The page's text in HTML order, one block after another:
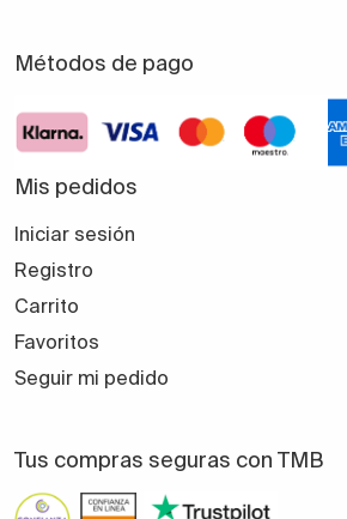
Métodos de pago
Mis pedidos
Iniciar sesión
Registro
Carrito
Favoritos
Seguir mi pedido
Tus compras seguras con TMB